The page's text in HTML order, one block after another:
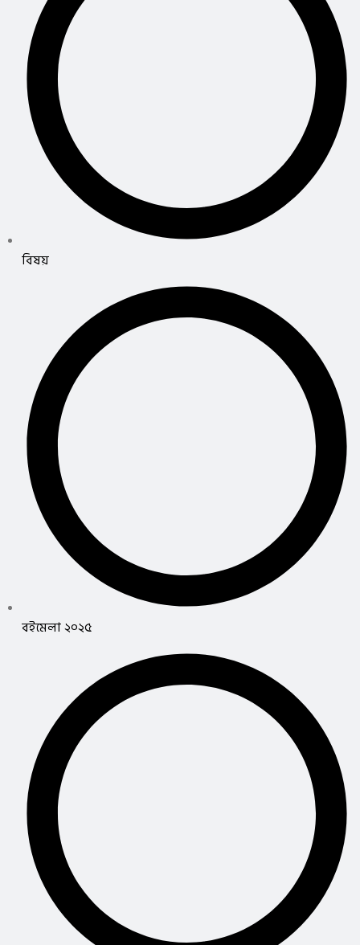
বিষয়
বইমেলা ২০২৫